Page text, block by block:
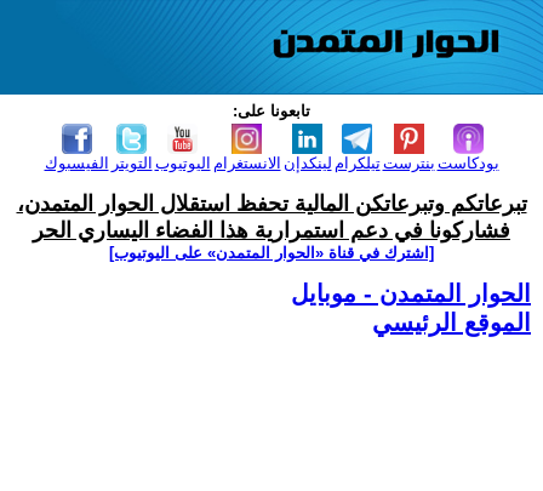
تابعونا على:
الفيسبوك التويتر اليوتيوب الانستغرام لينكدإن تيلكرامبنترست بودكاست
تبرعاتكم وتبرعاتكن المالية تحفظ استقلال الحوار المتمدن،
فشاركونا في دعم استمرارية هذا الفضاء اليساري الحر
[اشترك في قناة ‫«الحوار المتمدن» على اليوتيوب]
الحوار المتمدن - موبايل
الموقع الرئيسي